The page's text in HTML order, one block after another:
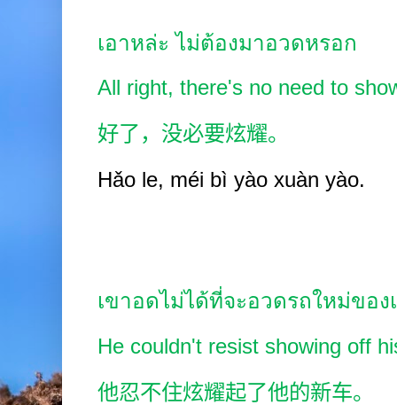
เอาหล่ะ ไม่ต้องมาอวดหรอก
All right, there's no need to
好了，没必要炫耀。
Hǎo le, méi bì yào xuàn yào.
เขาอดไม่ได้ที่จะอวดรถใหม่ขอ
He couldn't resist showing off
他忍不住炫耀起了他的新车。